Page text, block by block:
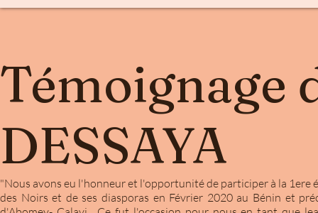
Témoignage
DESSAYA
"Nous avons eu l'honneur et l'opportunité de participer à la
des Noirs et de ses diasporas en Février 2020 au Bénin et